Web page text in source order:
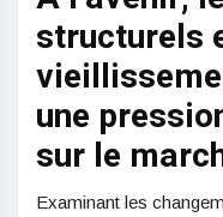
structurels
une
sur le
Examinant les